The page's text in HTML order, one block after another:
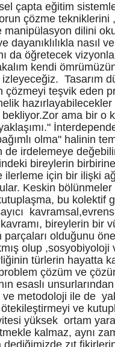
çapta eğitim
çözme
manipülasyon dilini
dayanıklılıkla nasıl
da öğretecek
kendi
Tasarım
çözmeyi teşvik eden
ama bir o
olma" halinin
irdelemeye
bireylerin birbirine
için bir ilişki
Keskin
bu kolektif
bireylerin bir
olduğunu
olup
türlerin hayatta
çözüm ve
esaslı
ve metodoloji ile de
ve
yüksek ortam
kalmaz, aynı
zıt